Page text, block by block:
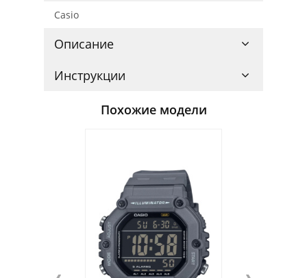
Casio
Описание
Инструкции
Похожие модели